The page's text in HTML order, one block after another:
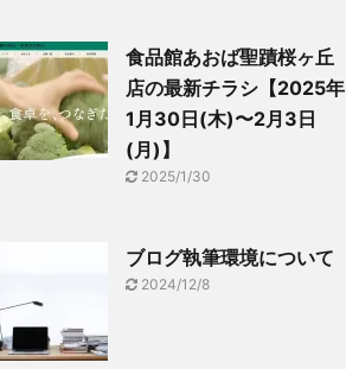
食品館あおば聖蹟桜ヶ丘
店の最新チラシ【2025年
1月30日(木)〜2月3日
(月)】
2025/1/30
ブログ執筆環境について
2024/12/8